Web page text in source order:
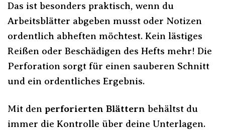
Das ist besonders praktisch, wenn du
Arbeitsblätter abgeben musst oder Notizen
ordentlich abheften möchtest. Kein lästiges
Reißen oder Beschädigen des Hefts mehr! Die
Perforation sorgt für einen sauberen Schnitt
und ein ordentliches Ergebnis.
Mit den perforierten Blättern behältst du
immer die Kontrolle über deine Unterlagen.